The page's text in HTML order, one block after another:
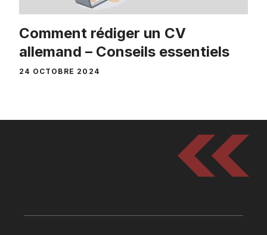
Comment rédiger un CV
allemand – Conseils essentiels
24 OCTOBRE 2024